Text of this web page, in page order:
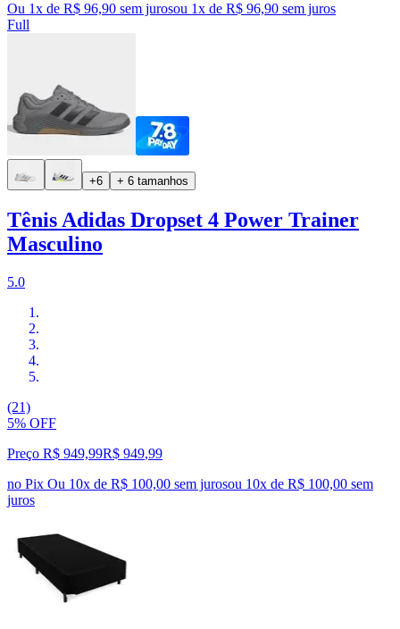
Ou 1x de R$ 96,90 sem jurosou 1x de R$ 96,90 sem juros
Full
+6 + 6 tamanhos
Tênis Adidas Dropset 4 Power Trainer
Masculino
5.0
(21)
5% OFF
Preço R$ 949,99R$ 949,99
no Pix Ou 10x de R$ 100,00 sem jurosou 10x de R$ 100,00 sem
juros